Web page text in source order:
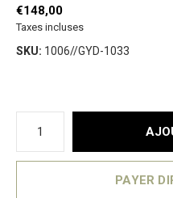
€148,00
Taxes incluses
SKU: 1006//GYD-1033
PAYER